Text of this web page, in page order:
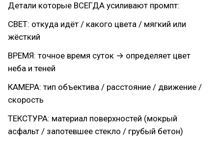
Детали которые ВСЕГДА усиливают промпт:
СВЕТ: откуда идёт / какого цвета / мягкий или
жёсткий
ВРЕМЯ: точное время суток → определяет цвет
неба и теней
КАМЕРА: тип объектива / расстояние / движение /
скорость
ТЕКСТУРА: материал поверхностей (мокрый
асфальт / запотевшее стекло / грубый бетон)